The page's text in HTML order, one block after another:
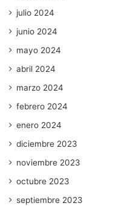
julio 2024
junio 2024
mayo 2024
abril 2024
marzo 2024
febrero 2024
enero 2024
diciembre 2023
noviembre 2023
octubre 2023
septiembre 2023